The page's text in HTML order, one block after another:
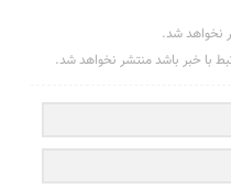
نخواهد شد.
با خبر باشد منتشر نخواهد شد.